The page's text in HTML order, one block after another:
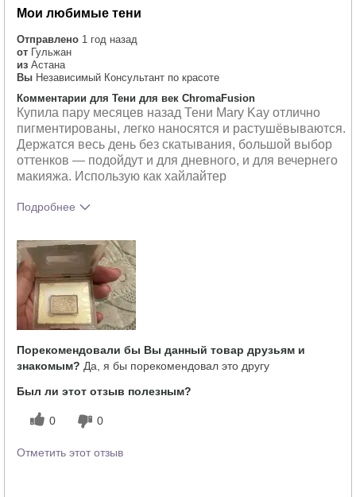
Мои любимые тени
Отправлено 1 год назад
от Гульжан
из Астана
Вы Независимый Консультант по красоте
Комментарии для Тени для век ChromaFusion
Купила пару месяцев назад Тени Mary Kay отлично
пигментированы, легко наносятся и растушёвываются.
Держатся весь день без скатывания, большой выбор
оттенков — подойдут и для дневного, и для вечернего
макияжа. Использую как хайлайтер
Подробнее
продукта?
Как отличается опыт использования
этого продукта от декоративной
косметики других брендов?
Порекомендовали бы Вы данный товар друзьям и
знакомым? Да, я бы порекомендовал это другу
Был ли этот отзыв полезным?
0 0
Отметить этот отзыв